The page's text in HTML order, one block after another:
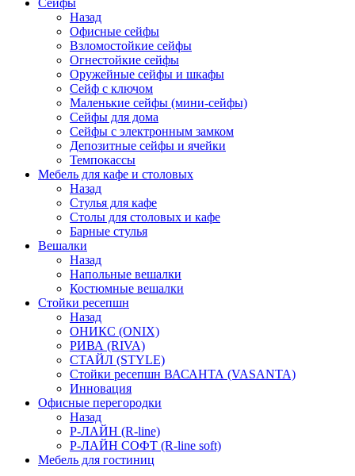
Сейфы
Назад
Офисные сейфы
Взломостойкие сейфы
Огнестойкие сейфы
Оружейные сейфы и шкафы
Сейф с ключом
Маленькие сейфы (мини-сейфы)
Сейфы для дома
Сейфы с электронным замком
Депозитные сейфы и ячейки
Темпокассы
Мебель для кафе и столовых
Назад
Стулья для кафе
Столы для столовых и кафе
Барные стулья
Вешалки
Назад
Напольные вешалки
Костюмные вешалки
Стойки ресепшн
Назад
ОНИКС (ONIX)
РИВА (RIVA)
СТАЙЛ (STYLE)
Стойки ресепшн ВАСАНТА (VASANTA)
Инновация
Офисные перегородки
Назад
Р-ЛАЙН (R-line)
Р-ЛАЙН СОФТ (R-line soft)
Мебель для гостиниц